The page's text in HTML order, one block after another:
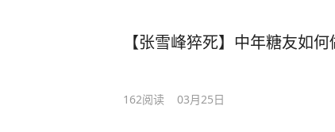
【张雪峰猝死】中年糖友如
162阅读 03月25日